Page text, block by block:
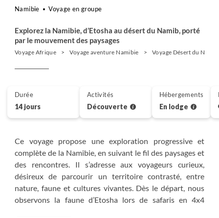
Namibie Voyage en groupe
Explorez la Namibie, d’Etosha au désert du Namib, porté
par le mouvement des paysages
Voyage Afrique Voyage aventure Namibie Voyage Désert du Namib
Ce voyage propose une exploration progressive et
complète de la Namibie, en suivant le fil des paysages et
des rencontres. Il s’adresse aux voyageurs curieux,
désireux de parcourir un territoire contrasté, entre
nature, faune et cultures vivantes. Dès le départ, nous
observons la faune d’Etosha lors de safaris en 4x4
Durée
14 jours
Activités
Découverte
Hébergements
En lodge